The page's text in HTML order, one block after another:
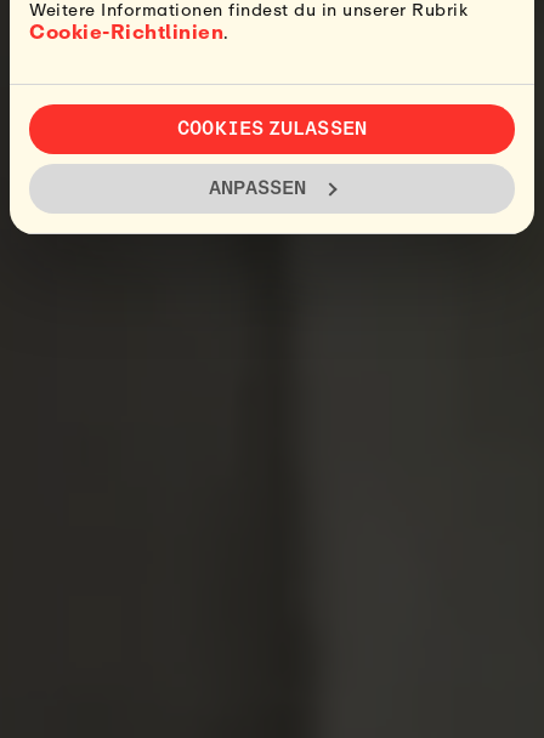
Weitere Informationen findest du in unserer Rubrik
Cookie-Richtlinien.
COOKIES ZULASSEN
ANPASSEN